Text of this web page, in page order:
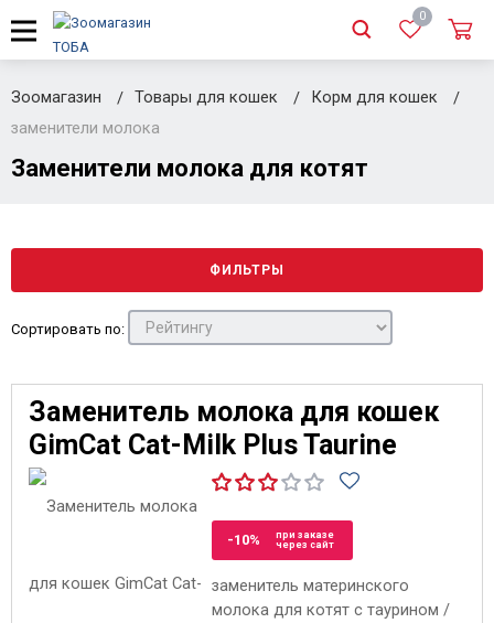
0
Зоомагазин Товары для кошек
Корм для кошек
заменители молока
Заменители молока для котят
ФИЛЬТРЫ
Сортировать по:
Заменитель молока для кошек
GimCat Cat-Milk Plus Taurine
-10%
при заказе
через сайт
заменитель материнского
молока для котят с таурином /